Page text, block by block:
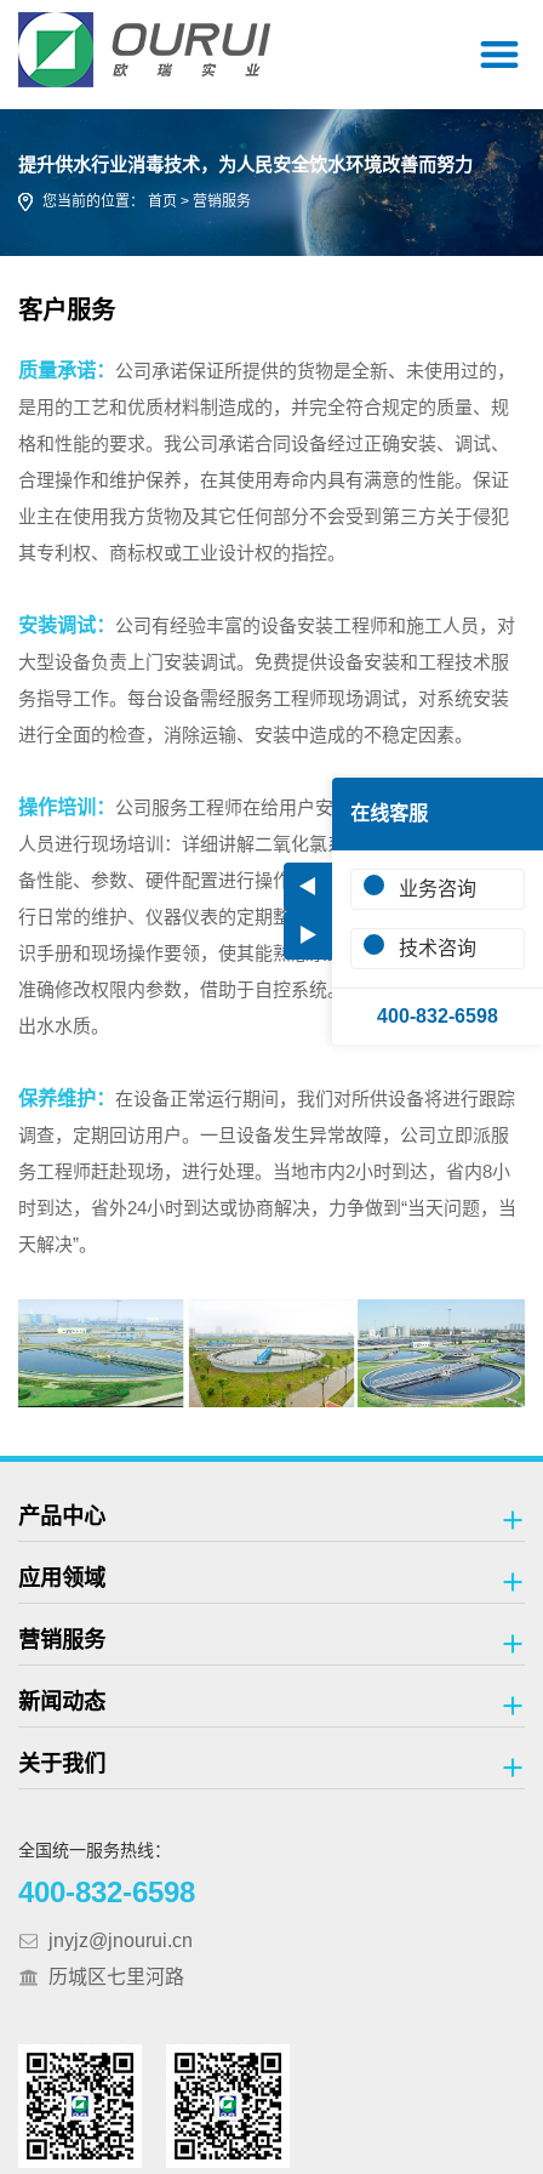
提升供水行业消毒技术，为人民安全饮水环境改善而努力
您当前的位置： 首页 > 营销服务
客户服务
质量承诺： 公司承诺保证所提供的货物是全新、未使用过的，
是用的工艺和优质材料制造成的，并完全符合规定的质量、规
格和性能的要求。我公司承诺合同设备经过正确安装、调试、
合理操作和维护保养，在其使用寿命内具有满意的性能。保证
业主在使用我方货物及其它任何部分不会受到第三方关于侵犯
其专利权、商标权或工业设计权的指控。
安装调试： 公司有经验丰富的设备安装工程师和施工人员，对
大型设备负责上门安装调试。免费提供设备安装和工程技术服
务指导工作。每台设备需经服务工程师现场调试，对系统安装
进行全面的检查，消除运输、安装中造成的不稳定因素。
操作培训： 公司服务工程师在给用户安装调试时，对用户操作
人员进行现场培训：详细讲解二氧化氯系统控制原理，熟悉设
备性能、参数、硬件配置进行操作、安装、维护；能对系统进
行日常的维护、仪器仪表的定期整定等。讲解设备维修保养知
识手册和现场操作要领，使其能熟悉系统，正确操作，合理、
准确修改权限内参数，借助于自控系统。保证设备正常运行和
出水水质。
保养维护： 在设备正常运行期间，我们对所供设备将进行跟踪
调查，定期回访用户。一旦设备发生异常故障，公司立即派服
务工程师赶赴现场，进行处理。当地市内2小时到达，省内8小
时到达，省外24小时到达或协商解决，力争做到“当天问题，当
天解决”。
产品中心
应用领域
营销服务
新闻动态
关于我们
全国统一服务热线：
400-832-6598
jnyjz@jnourui.cn
历城区七里河路
◀
▶
在线客服
业务咨询
技术咨询
400-832-6598